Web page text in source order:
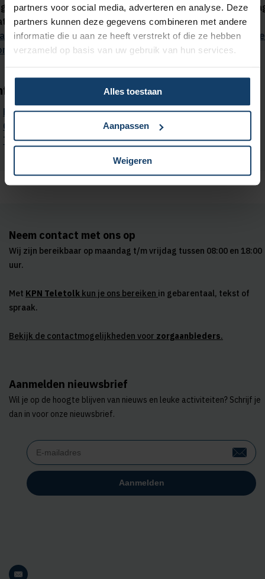
partners voor social media, adverteren en analyse. Deze
partners kunnen deze gegevens combineren met andere
informatie die u aan ze heeft verstrekt of die ze hebben
verzameld op basis van uw gebruik van hun services.
Alles toestaan
Aanpassen
Weigeren
Dan kan de vergoeding lager zijn dan het
jouw zorgaanbieder in rekening brengt.Onze
voor basiszorg door niet-gecontracteerde
vind je in onze tarievenlijsten 2026.
over 2025
Polisvoorwaarden 2025
Overzicht vergoedingen 2025
Tarievenlijsten voor 2025
Neem contact met ons op
Wij zijn bereikbaar op maandag t/m vrijdag tussen 08:00 en 18:00
uur.
Met KPN Teletolk kun je ons bereiken in gebarentaal, tekst of
spraak.
Bekijk de contactmogelijkheden voor zorgaanbieders.
Aanmelden nieuwsbrief
Wil je op de hoogte blijven van nieuws en leuke activiteiten? Schrijf je
dan in voor onze nieuwsbrief.